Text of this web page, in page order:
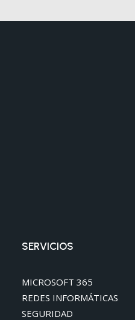
SERVICIOS
MICROSOFT 365
REDES INFORMÁTICAS
SEGURIDAD